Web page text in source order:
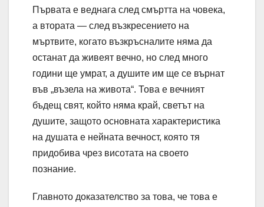
Първата е веднага след смъртта на човека,
а втората — след възкресението на
мъртвите, когато възкръсналите няма да
останат да живеят вечно, но след много
години ще умрат, а душите им ще се върнат
във „възела на живота“. Това е вечният
бъдещ свят, който няма край, светът на
душите, защото основната характеристика
на душата е нейната вечност, която тя
придобива чрез висотата на своето
познание.
Главното доказателство за това, че това е